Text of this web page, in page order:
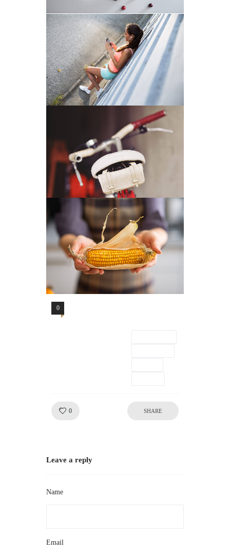
0
0 SHARE
Leave a reply
Name
Email